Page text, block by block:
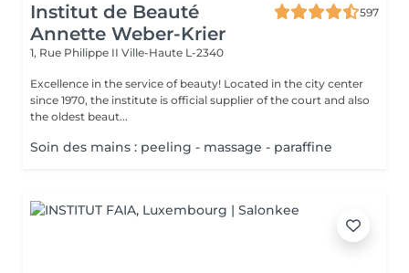
Institut de Beauté
Annette Weber-Krier
597
1, Rue Philippe II Ville-Haute L-2340
Excellence in the service of beauty! Located in the city center
since 1970, the institute is official supplier of the court and also
the oldest beaut...
Soin des mains : peeling - massage - paraffine